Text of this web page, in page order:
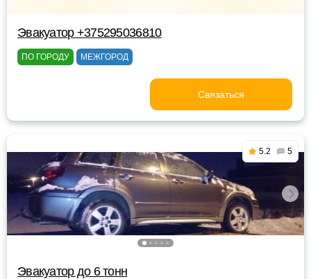
Эвакуатор +375295036810
ПО ГОРОДУ МЕЖГОРОД
Связаться
5.2 5
Эвакуатор до 6 тонн